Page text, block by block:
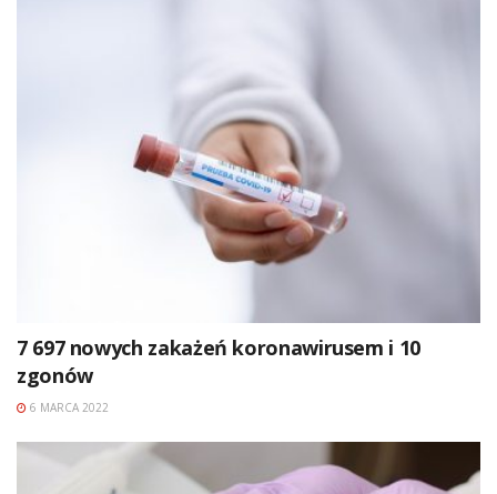
7 697 nowych zakażeń koronawirusem i 10
zgonów
6 MARCA 2022